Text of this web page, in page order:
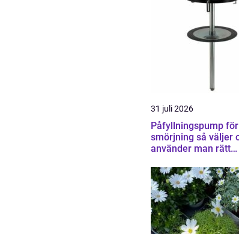
31 juli 2026
Påfyllningspump för
smörjning så väljer och
använder man rätt